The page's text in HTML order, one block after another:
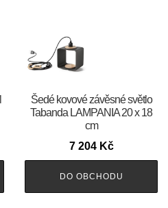
Šedé kovové závěsné světlo
Tabanda LAMPANIA 20 x 18
cm
7 204 Kč
DO OBCHODU